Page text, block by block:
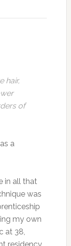
hair,
of
a
in all that
was
my own
at 38,